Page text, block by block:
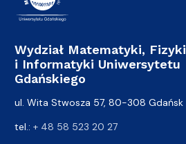
Wydział Matematyki, Fizyki
i Informatyki Uniwersytetu
Gdańskiego
ul. Wita Stwosza 57, 80-308 Gdańsk
tel.: + 48 58 523 20 27